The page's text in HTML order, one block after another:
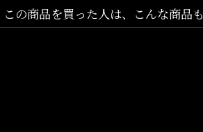
この商品を買った人は、こんな商品